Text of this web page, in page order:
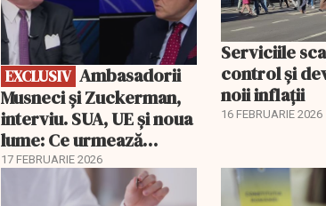
EXCLUSIV Ambasadorii
Musneci și Zuckerman,
interviu. SUA, UE și noua
lume: Ce urmează
pentru România
17 FEBRUARIE 2026
Serviciile
control și
noii inflații
16 FEBRUARIE 2026